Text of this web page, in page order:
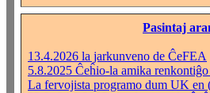
Pasintaj
13.4.2026 la jarkunveno de ĈeFEA
5.8.2025 Ĉeĥio-la amika
La fervojista programo dum UK en